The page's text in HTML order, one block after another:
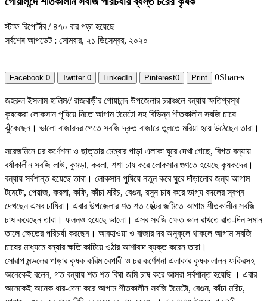
স্টাফ রিপোর্টার/ ৪৭০ বার পড়া হয়েছে
সর্বশেষ আপডেট : সোমবার, ২১ ডিসেম্বর, ২০২০
Facebook 0 Twitter 0 LinkedIn Pinterest0 Print 0Shares
জহুরুল ইসলাম হালিম// রাজবাড়ীর গোয়ালন্দ উপজেলার চরাঞ্চলে বন্যায় ক্ষতিগ্রস্থ
কৃষকেরা লোকসান পুষিয়ে নিতে আগাম টমেটো সহ বিভিন্ন শীতকালীন সবজি চাষে
ঝুঁকেছেন। ভালো বাজারদর পেতে সবজি দ্রুত বাজারে তুলতে মরিয়া হয়ে উঠেছেন তারা।
সরেজমিনে চর কর্ণেশনা ও ছাত্তার মেম্বার পাড়া এলাকা ঘুরে দেখা গেছে, বিগত বন্যায়
বর্ষাকালীন সবজি লাউ, কুমড়া, করলা, শশা চাষ করে লোকসান গুণতে হয়েছে কৃষকদের।
বন্যায় সর্বশান্ত হয়েছে তারা। লোকসান পুষিয়ে নতুন করে ঘুরে দাঁড়ানোর জন্য আগাম
টমেটো, পেয়াজ, করলা, কফি, কাঁচা মরিচ, বেগুন, রসুন চাষ করে ভাগ্য বদলের স্বপ্ন
দেখছেন এসব চাষিরা। এবার উপজেলার শত শত হেক্টর জমিতে আগাম শীতকালীন সবজি
চাষ করেছেন তারা। ফলনও হয়েছে ভালো। এসব সবজি ক্ষেত ভাল রাখতে রাত-দিন সমান
তালে ক্ষেতের পরিচর্যা করছেন। আবহাওয়া ও বাজার দর অনুকূলে থাকলে আগাম সবজি
চাষের মাধ্যমে বন্যার ক্ষতি কাটিয়ে ওঠার আশাবাদ ব্যক্ত করেন তারা।
সোরাপ মন্ডলের পাড়ার কৃষক করিম বেপারী ও চর কর্ণেশনা এলাকার কৃষক লালন ফকিরসহ
অনেকেই বলেন, গত বন্যায় শত শত বিঘা জমি চাষ করে আমরা সর্বশান্ত হয়েছি । এবার
অনেকেই অনেক ধার-দেনা করে আগাম শীতকালীন সবজি টমেটো, বেগুন, কাঁচা মরিচ,